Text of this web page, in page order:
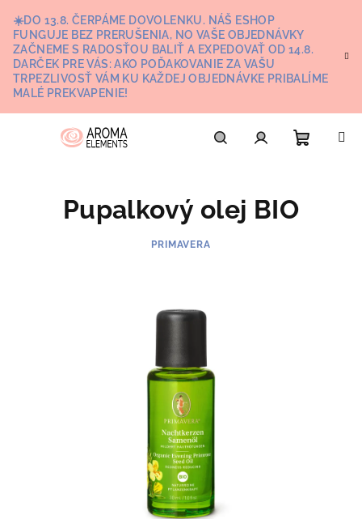
obsah
☀️DO 13.8. ČERPÁME DOVOLENKU. NÁŠ ESHOP
FUNGUJE BEZ PRERUŠENIA, NO VAŠE OBJEDNÁVKY
ZAČNEME S RADOSŤOU BALIŤ A EXPEDOVAŤ OD 14.8.
DARČEK PRE VÁS: AKO POĎAKOVANIE ZA VAŠU
TRPEZLIVOSŤ VÁM KU KAŽDEJ OBJEDNÁVKE PRIBALÍME
MALÉ PREKVAPENIE!
Pupalkový olej BIO
PRIMAVERA